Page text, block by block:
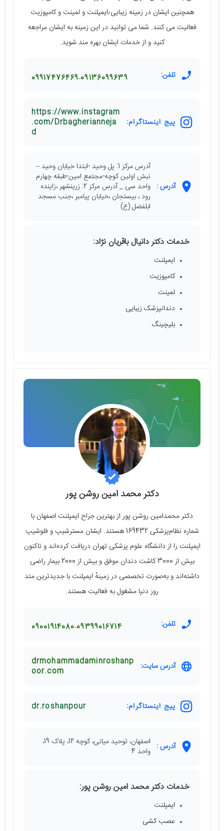
همچنین ایشان در زمینه زیبایی٫ایمپلنت و لمینت و کامپوزیت
فعالیت می کنند. شما می توانید در این زمینه به ایشان مراجعه
کنید و از خدمات ایشان بهره مند شوید.
تلفن: 09136099639
09917476469
پیج اینستاگرام:
https://www.instagram
.com/Drbagherianneja
d
آدرس :
آدرس مرکز 1: پل وحید -ابتدا خیابان وحید –
نبش اولین کوچه-مجتمع امین-طبقه چهارم
واحد سی _ آدرس مرکز 2: زرینشهر ،زاینده
رود ، بیستجان ،خیابان پیامبر ،جنب مسجد
ابلفضل (ع)
خدمات دکتر دانیال باقریان نژاد:
ایمپلنت
کامپوزیت
لمینت
دندانپزشک زیبایی
بلیچینگ
دکتر محمد امین روشن پور
دکتر محمدامین روشن پور از بهترین جراح ایمپلنت اصفهان با
شماره نظام‌پزشکی 169432 هستند. ایشان مسترشیپ و فلوشیپ
ایمپلنت را از دانشگاه علوم پزشکی تهران دریافت کرده‌اند و تاکنون
بیش از 3000 کاشت دندان موفق و بیش از 2000 بیمار راضی
داشته‌اند و به‌صورت تخصصی در زمینهٔ ایمپلنت با جدیدترین متد
روز دنیا مشغول به فعالیت هستند.
تلفن: 09399016714
09001914080
آدرس سایت:
drmohammadaminroshanp
oor.com
پیج اینستاگرام: dr.roshanpour
آدرس :
اصفهان، توحید میانی، کوچه 12، پلاک 19،
واحد 4
خدمات دکتر محمد امین روشن پور:
ایمپلنت
عصب کشی